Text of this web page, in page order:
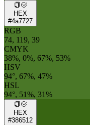
HEX
#4a7727
RGB
74, 119, 39
CMYK
38%, 0%, 67%, 53%
HSV
94°, 67%, 47%
HSL
94°, 51%, 31%
HEX
#386512